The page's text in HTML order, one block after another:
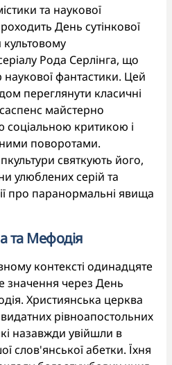
та наукової
День сутінкової
Рода Серлінга, що
фантастики. Цей
переглянути класичні
майстерно
соціальною критикою і
поворотами.
святкують його,
улюблених серій та
про паранормальні явища
та Мефодія
контексті одинадцяте
значення через День
Християнська церква
рівноапостольних
назавжди увійшли в
слов'янської абетки. Їхня